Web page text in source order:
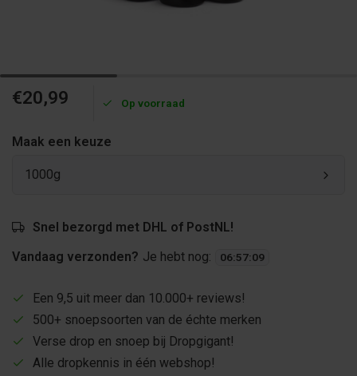
€20,99 Op voorraad
Maak een keuze
1000g
Snel bezorgd met DHL of PostNL!
Vandaag verzonden? Je hebt nog: 06:57:09
Een 9,5 uit meer dan 10.000+ reviews!
500+ snoepsoorten van de échte merken
Verse drop en snoep bij Dropgigant!
Alle dropkennis in één webshop!